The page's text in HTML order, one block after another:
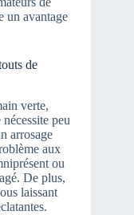
un avantage
de
verte,
peu
arrosage
aux
ou
De plus,
laissant